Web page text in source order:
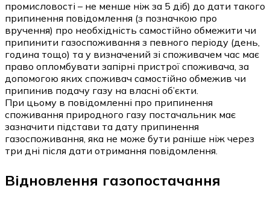
промисловості – не менше ніж за 5 діб) до дати такого
припинення повідомлення (з позначкою про
вручення) про необхідність самостійно обмежити чи
припинити газоспоживання з певного періоду (день,
година тощо) та у визначений зі споживачем час має
право опломбувати запірні пристрої споживача, за
допомогою яких споживач самостійно обмежив чи
припинив подачу газу на власні об’єкти.
При цьому в повідомленні про припинення
споживання природного газу постачальник має
зазначити підстави та дату припинення
газоспоживання, яка не може бути раніше ніж через
три дні після дати отримання повідомлення.
Відновлення газопостачання